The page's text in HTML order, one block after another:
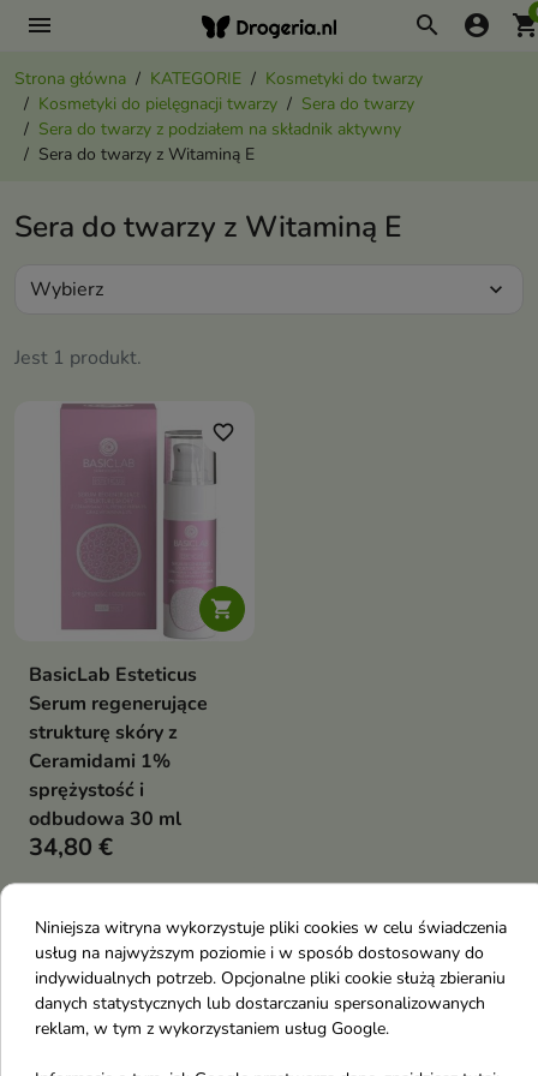
menu search account_circle
Strona główna KATEGORIE
Kosmetyki do twarzy
Kosmetyki do pielęgnacji twarzy
Sera do twarzy
Sera do twarzy z podziałem na składnik aktywny
Sera do twarzy z Witaminą E
Sera do twarzy z podziałem na
składnik aktywny
Sera do twarzy z Witaminą E
Jest 1 produkt.
Wybierz expand_more

favorite_border
BasicLab Esteticus
Serum regenerujące
strukturę skóry z
Ceramidami 1%
sprężystość i
odbudowa 30 ml
34,80 €
Pokazano 1-1 z 1 pozycji
Niniejsza witryna wykorzystuje pliki cookies w celu świadczenia
usług na najwyższym poziomie i w sposób dostosowany do
indywidualnych potrzeb. Opcjonalne pliki cookie służą zbieraniu
danych statystycznych lub dostarczaniu spersonalizowanych
reklam, w tym z wykorzystaniem usług Google.